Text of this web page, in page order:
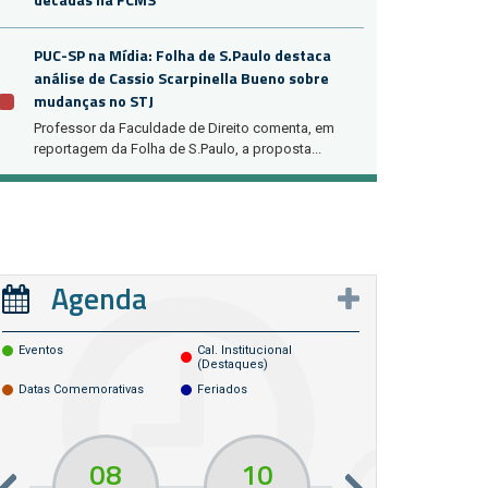
PUC-SP na Mídia: Folha de S.Paulo destaca
análise de Cassio Scarpinella Bueno sobre
mudanças no STJ
Professor da Faculdade de Direito comenta, em
reportagem da Folha de S.Paulo, a proposta...
Agenda
Eventos
Cal. Institucional
(destaques)
Datas Comemorativas
Feriados
08 10